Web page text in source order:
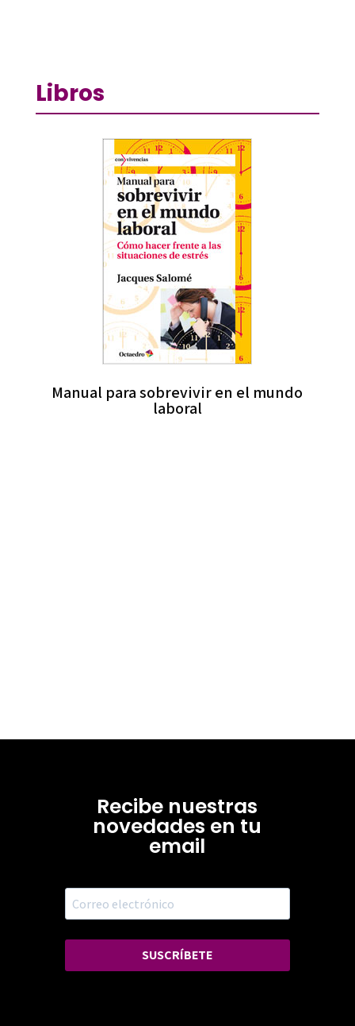
Libros
Manual para sobrevivir en el mundo
laboral
Recibe nuestras
novedades en tu
email
SUSCRÍBETE